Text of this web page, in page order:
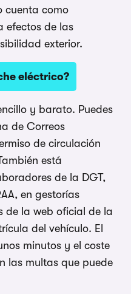
cuenta como
efectos de las
exterior.
eléctrico?
y barato. Puedes
de Correos
de circulación
está
de la DGT,
en gestorías
de la web oficial de la
del vehículo. El
minutos y el coste
las multas que puede